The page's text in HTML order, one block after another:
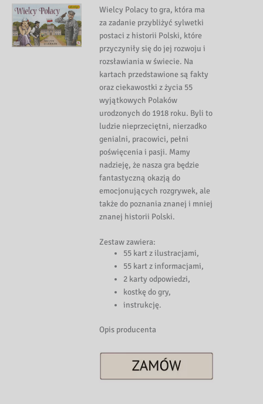
Wielcy Polacy to gra, która ma
za zadanie przybliżyć sylwetki
postaci z historii Polski, które
przyczyniły się do jej rozwoju i
rozsławiania w świecie. Na
kartach przedstawione są fakty
oraz ciekawostki z życia 55
wyjątkowych Polaków
urodzonych do 1918 roku. Byli to
ludzie nieprzeciętni, nierzadko
genialni, pracowici, pełni
poświęcenia i pasji. Mamy
nadzieję, że nasza gra będzie
fantastyczną okazją do
emocjonujących rozgrywek, ale
także do poznania znanej i mniej
znanej historii Polski.
Zestaw zawiera:
55 kart z ilustracjami,
55 kart z informacjami,
2 karty odpowiedzi,
kostkę do gry,
instrukcję.
Opis producenta